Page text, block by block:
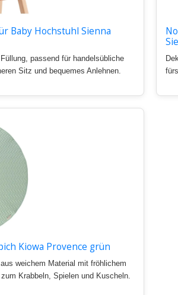
Baby Hochstuhl Sienna
passend für handelsübliche
Sitz und bequemes Anlehnen.
Kiowa Provence grün
weichem Material mit fröhlichem
Krabbeln, Spielen und Kuscheln.